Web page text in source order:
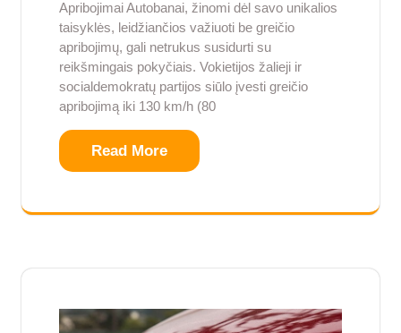
Apribojimai Autobanai, žinomi dėl savo unikalios
taisyklės, leidžiančios važiuoti be greičio
apribojimų, gali netrukus susidurti su
reikšmingais pokyčiais. Vokietijos žalieji ir
socialdemokratų partijos siūlo įvesti greičio
apribojimą iki 130 km/h (80
Read More